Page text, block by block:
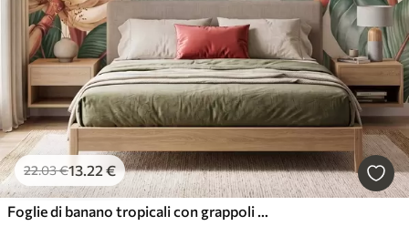
22.03€13.22 €
Foglie di banano tropicali con grappoli di bacche di caffè rosse, in stile acquerello